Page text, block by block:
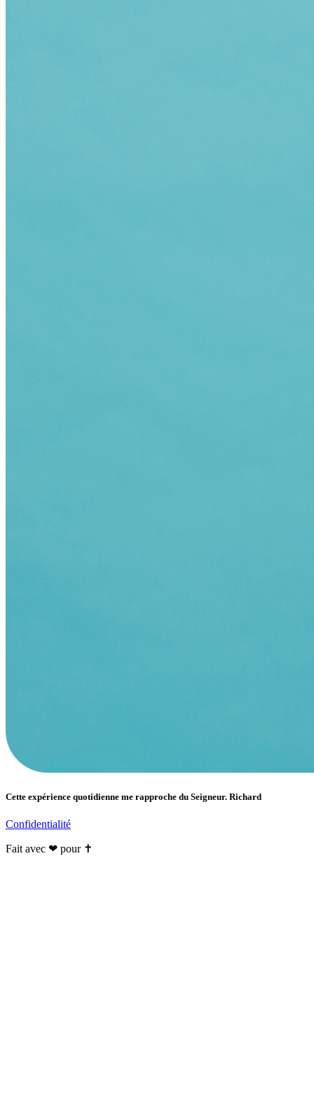
Cette expérience quotidienne me rapproche du Seigneur. Richard
Confidentialité
Fait avec ❤ pour ✝️️